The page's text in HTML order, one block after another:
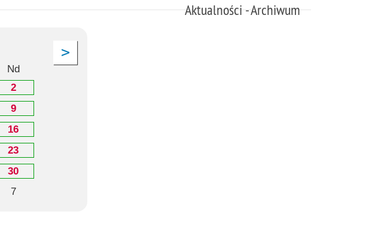
Aktualności - Archiwum
Nd
2
9
16
23
30
7